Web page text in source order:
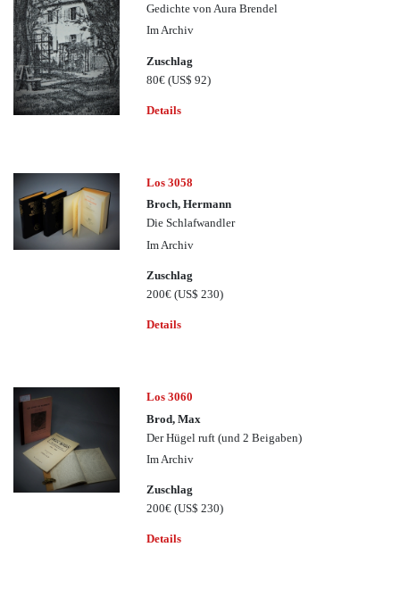
Gedichte von Aura Brendel
Im Archiv
Zuschlag
80€(US$ 92)
Details
Los 3058
Broch, Hermann
Die Schlafwandler
Im Archiv
Zuschlag
200€(US$ 230)
Details
Los 3060
Brod, Max
Der Hügel ruft (und 2 Beigaben)
Im Archiv
Zuschlag
200€(US$ 230)
Details